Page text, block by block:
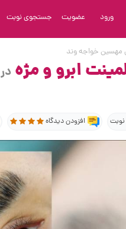
ورود عضویت جستجوی نوبت
مهسین خواجه وند
ابرو و مژه در
نوبت افزودن دیدگاه